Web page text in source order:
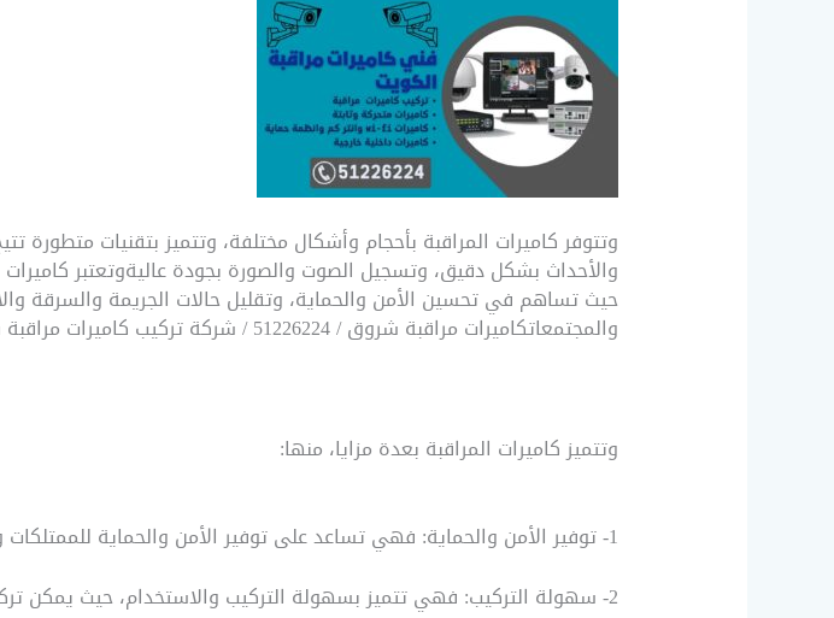
وتتوفر كاميرات المراقبة بأحجام وأشكال مختلفة، وتتميز بتقنيات متطورة
والأحداث بشكل دقيق، وتسجيل الصوت والصورة بجودة عاليةوتعتبر
حيث تساهم في تحسين الأمن والحماية، وتقليل حالات الجريمة والسرقة
والمجتمعاتكاميرات مراقبة شروق / 51226224 / شركة تركيب كاميرات مراقبة شمال غرب
وتتميز كاميرات المراقبة بعدة مزايا، منها:
1- توفير الأمن والحماية: فهي تساعد على توفير الأمن والحماية للممتلكات والأفراد، وتحديد المخالفات والجرائم وتوثيقها.
2- سهولة التركيب: فهي تتميز بسهولة التركيب والاستخدام، حيث يمكن تركيبها وتشغيلها بسهولة دون الحاجة لخبرة فنية كبيرة.